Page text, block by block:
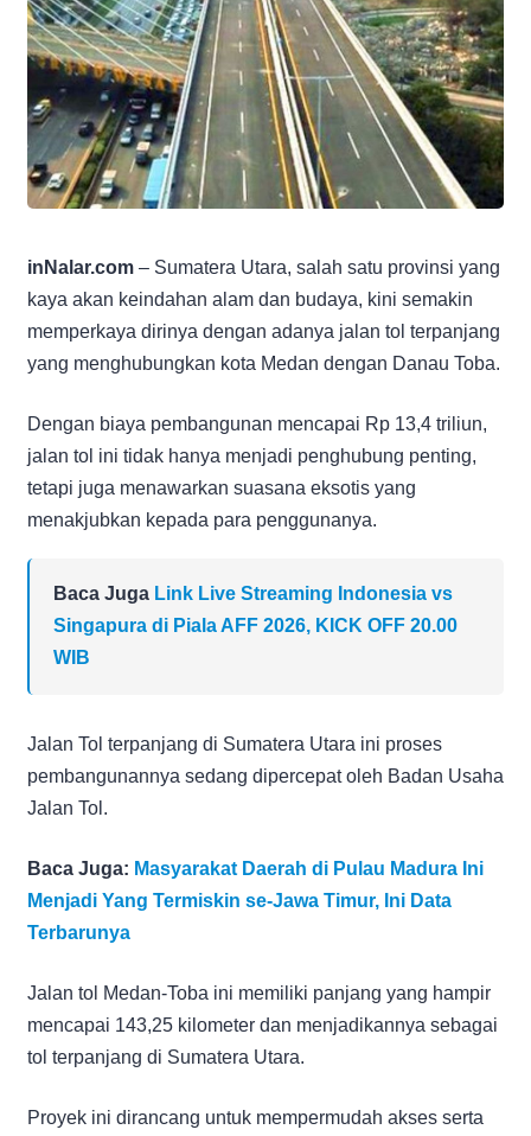
inNalar.com – Sumatera Utara, salah satu provinsi yang
kaya akan keindahan alam dan budaya, kini semakin
memperkaya dirinya dengan adanya jalan tol terpanjang
yang menghubungkan kota Medan dengan Danau Toba.
Dengan biaya pembangunan mencapai Rp 13,4 triliun,
jalan tol ini tidak hanya menjadi penghubung penting,
tetapi juga menawarkan suasana eksotis yang
menakjubkan kepada para penggunanya.
Baca Juga Link Live Streaming Indonesia vs
Singapura di Piala AFF 2026, KICK OFF 20.00
WIB
Jalan Tol terpanjang di Sumatera Utara ini proses
pembangunannya sedang dipercepat oleh Badan Usaha
Jalan Tol.
Baca Juga: Masyarakat Daerah di Pulau Madura Ini
Menjadi Yang Termiskin se-Jawa Timur, Ini Data
Terbarunya
Jalan tol Medan-Toba ini memiliki panjang yang hampir
mencapai 143,25 kilometer dan menjadikannya sebagai
tol terpanjang di Sumatera Utara.
Proyek ini dirancang untuk mempermudah akses serta